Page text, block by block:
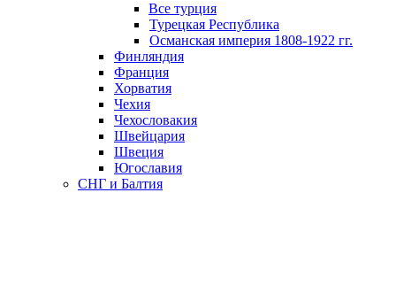
Все турция
Турецкая Республика
Османская империя 1808-1922 гг.
Финляндия
Франция
Хорватия
Чехия
Чехословакия
Швейцария
Швеция
Югославия
СНГ и Балтия